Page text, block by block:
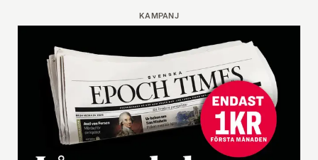
KAMPANJ